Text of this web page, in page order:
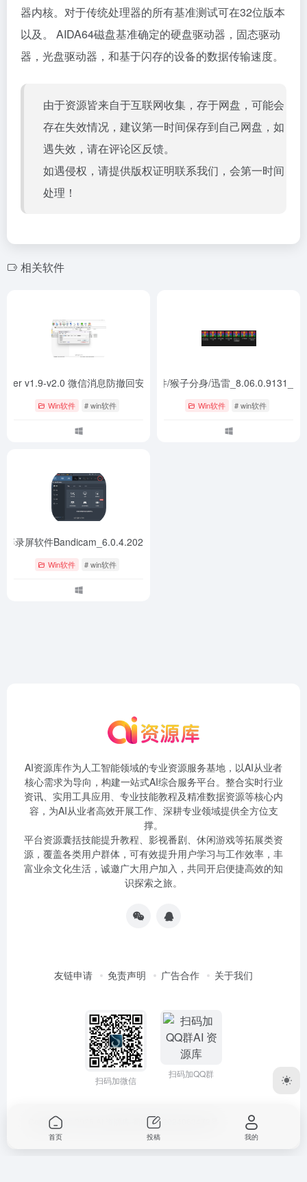
器内核。对于传统处理器的所有基准测试可在32位版本
以及。 AIDA64磁盘基准确定的硬盘驱动器，固态驱动
器，光盘驱动器，和基于闪存的设备的数据传输速度。
由于资源皆来自于互联网收集，存于网盘，可能会
存在失效情况，建议第一时间保存到自己网盘，如
遇失效，请在评论区反馈。
如遇侵权，请提供版权证明联系我们，会第一时间
处理！
相关软件
v1.9-v2.0 微信消息防撤回安卓+电脑- v1.9-v2.0
Win软件 # win软件
十款精选apk+PC软件/猴子分身/迅雷_8.06.0.9131_免
Win软件 # win软件
屏录屏软件Bandicam_6.0.4.2024
Win软件 # win软件
AI资源库作为人工智能领域的专业资源服务基地，以AI从业者
核心需求为导向，构建一站式AI综合服务平台。整合实时行业
资讯、实用工具应用、专业技能教程及精准数据资源等核心内
容，为AI从业者高效开展工作、深耕专业领域提供全方位支
撑。
平台资源囊括技能提升教程、影视番剧、休闲游戏等拓展类资
源，覆盖各类用户群体，可有效提升用户学习与工作效率，丰
富业余文化生活，诚邀广大用户加入，共同开启便捷高效的知
识探索之旅。
友链申请 免责声明 广告合作 关于我们
扫码加微信
扫码加QQ群
Copyright © 2026 蜀ICP备2024063472号
首页 投稿 我的